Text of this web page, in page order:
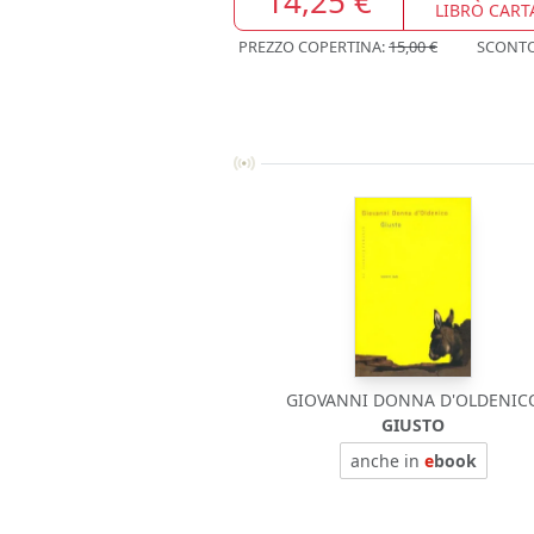
LIBRO
PREZZO COPERTINA:15,00 €
GIOVANNI DONNA
GIUSTO
anche in ebook